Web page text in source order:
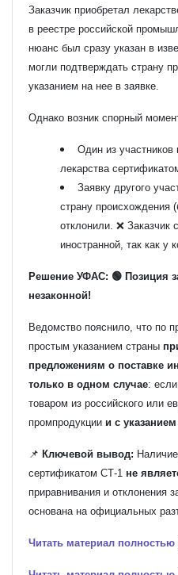
Заказчик приобретал
в реестре российской
нюанс был сразу указан в
могли подтверждать страну
указанием на нее в заявке.
Однако возник спорный
Один из
лекарства
Заявку другого
страну происхождения
отклонили. ❌
иностранной, так как у
Решение УФАС: 🟢 Позиция
незаконной!
Ведомство пояснило, что по
простым указанием страны
предложениям о поставке
только в одном случае:
товаром из российского или
промпродукции и с
📌 Ключевой вывод:
сертификатом СТ-1 не
приравнивания и отклонения
основана на официальных
Читать материал полностью